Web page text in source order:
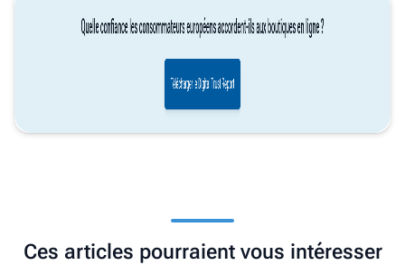
Ces articles pourraient vous intéresser